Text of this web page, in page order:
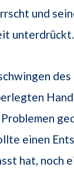
und
unterdrückt.
des
einen
hat, noch